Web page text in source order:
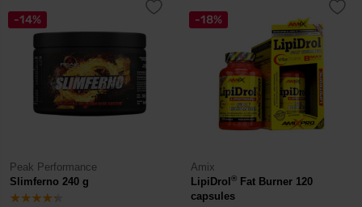
-14%
Peak Performance
Slimferno 240 g
-18%
Amix
LipiDrol ®
Fat Burner 120
capsules